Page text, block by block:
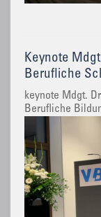
Keynote
Berufliche
keynote Mdgt.
Berufliche